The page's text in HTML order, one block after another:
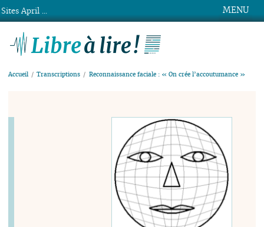
MENU
Accueil Transcriptions Reconnaissance faciale : « On crée l’accoutumance »
Sites April ...